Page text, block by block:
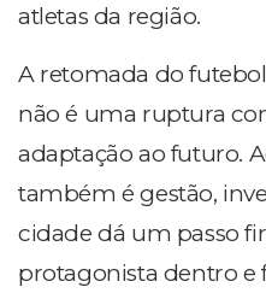
atletas da região.
A retomada do
não é uma ruptura
adaptação ao futuro.
também é gestão,
cidade dá um passo
protagonista dentro e